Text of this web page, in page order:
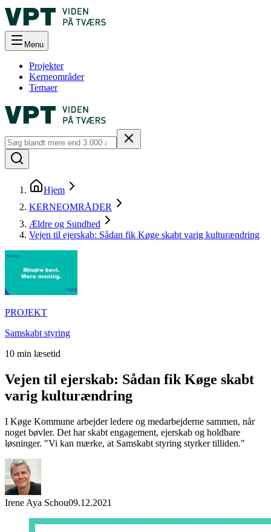
Menu
Projekter
Kerneområder
Temaer
Hjem
KERNEOMRÅDER
Ældre og Sundhed
Vejen til ejerskab: Sådan fik Køge skabt varig kulturændring
PROJEKT
Samskabt styring
10 min læsetid
Vejen til ejerskab: Sådan fik Køge skabt
varig kulturændring
I Køge Kommune arbejder ledere og medarbejderne sammen, når
noget bøvler. Det har skabt engagement, ejerskab og holdbare
løsninger. "Vi kan mærke, at Samskabt styring styrker tilliden."
Irene Aya Schou09.12.2021